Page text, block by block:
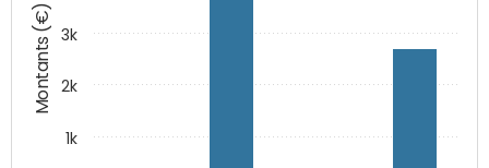
Montants (€)
1k
2k
3k